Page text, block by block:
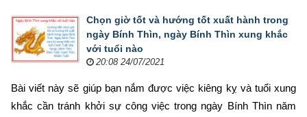
Chọn giờ tốt và hướng tốt xuất hành trong
ngày Bính Thìn, ngày Bính Thìn xung khắc
với tuổi nào
20:08 24/07/2021
Bài viết này sẽ giúp bạn nắm được việc kiêng kỵ và tuổi xung
khắc cần tránh khởi sự công việc trong ngày Bính Thìn năm